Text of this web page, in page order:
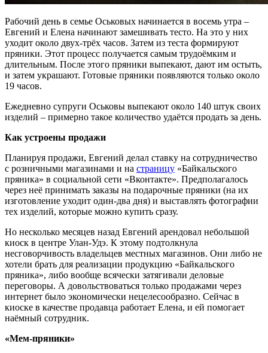
Рабочий день в семье Оськовых начинается в восемь утра –
Евгений и Елена начинают замешивать тесто. На это у них
уходит около двух-трёх часов. Затем из теста формируют
пряники. Этот процесс получается самым трудоёмким и
длительным. После этого пряники выпекают, дают им остыть,
и затем украшают. Готовые пряники появляются только около
19 часов.
Ежедневно супруги Оськовы выпекают около 140 штук своих
изделий – примерно такое количество удаётся продать за день.
Как устроены продажи
Планируя продажи, Евгений делал ставку на сотрудничество
с розничными магазинами и на страницу «Байкальского
пряника» в социальной сети «Вконтакте». Предполагалось
через неё принимать заказы на подарочные пряники (на их
изготовление уходит один-два дня) и выставлять фотографии
тех изделий, которые можно купить сразу.
Но несколько месяцев назад Евгений арендовал небольшой
киоск в центре Улан-Удэ. К этому подтолкнула
несговорчивость владельцев местных магазинов. Они либо не
хотели брать для реализации продукцию «Байкальского
пряника», либо вообще всячески затягивали деловые
переговоры. А довольствоваться только продажами через
интернет было экономически нецелесообразно. Сейчас в
киоске в качестве продавца работает Елена, и ей помогает
наёмный сотрудник.
«Мем-пряники»